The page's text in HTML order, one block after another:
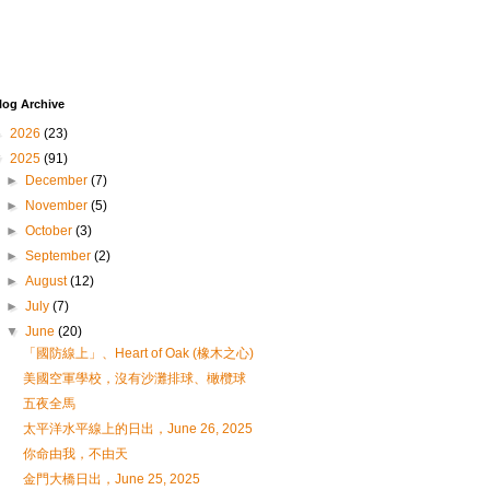
Archive
2026 (23)
2025 (91)
►
December(7)
►
November(5)
►October(3)
►September(2)
►August(12)
►July(7)
▼June(20)
「國防線上」、Heart of Oak (橡木之心)
美國空軍學校，沒有沙灘排球、橄欖球
五夜全馬
太平洋水平線上的日出，June 26, 2025
你命由我，不由天
金門大橋日出，June 25, 2025